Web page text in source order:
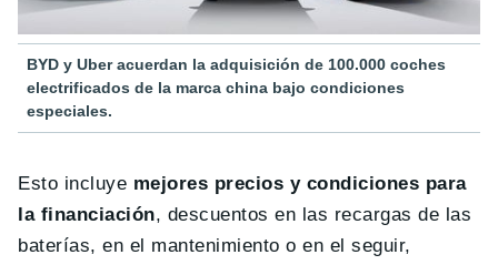
BYD y Uber acuerdan la adquisición de 100.000 coches
electrificados de la marca china bajo condiciones
especiales.
Esto incluye mejores precios y condiciones para
la financiación, descuentos en las recargas de las
baterías, en el mantenimiento o en el seguir,